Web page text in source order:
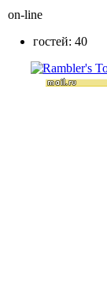
on-line
гостей: 40